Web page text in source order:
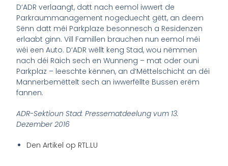
D‘ADR verlaangt, datt nach eemol iwwert de
Parkraummanagement nogeduecht gëtt, an deem
Sënn datt méi Parkplaze besonnesch a Residenzen
erlaabt ginn. Vill Famillen brauchen nun eemol méi
wéi een Auto. D‘ADR wëllt keng Stad, wou nëmmen
nach déi Räich sech en Wunneng – mat oder ouni
Parkplaz – leeschte kënnen, an d‘Mëttelschicht an déi
Mannerbemëttelt sech an iwwerfëllte Bussen erëm
fannen.
ADR-Sektioun Stad: Pressematdeelung vum 13.
Dezember 2016
Den Artikel op RTL.LU